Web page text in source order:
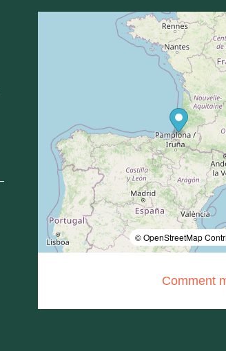
© OpenStreetMap
Comment